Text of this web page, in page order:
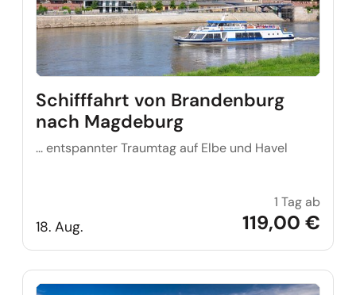
Schifffahrt von Brandenburg
nach Magdeburg
... entspannter Traumtag auf Elbe und Havel
18. Aug.
1 Tag ab
119,00 €